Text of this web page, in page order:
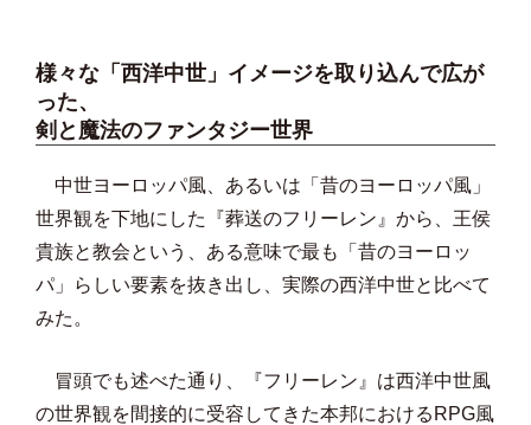
様々な「西洋中世」イメージを取り込んで広が
った、
剣と魔法のファンタジー世界
中世ヨーロッパ風、あるいは「昔のヨーロッパ風」
世界観を下地にした『葬送のフリーレン』から、王侯
貴族と教会という、ある意味で最も「昔のヨーロッ
パ」らしい要素を抜き出し、実際の西洋中世と比べて
みた。
冒頭でも述べた通り、『フリーレン』は西洋中世風
の世界観を間接的に受容してきた本邦におけるRPG風